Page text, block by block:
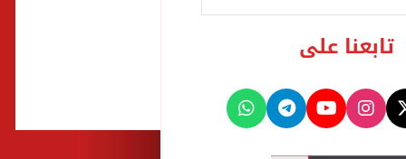
تابعنا على